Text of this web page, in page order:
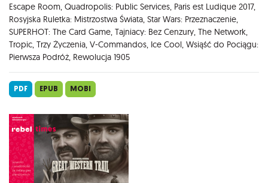
Escape Room, Quadropolis: Public Services, Paris est Ludique 2017,
Rosyjska Ruletka: Mistrzostwa Świata, Star Wars: Przeznaczenie,
SUPERHOT: The Card Game, Tajniacy: Bez Cenzury, The Network,
Tropic, Trzy Życzenia, V-Commandos, Ice Cool, Wsiąść do Pociągu:
Pierwsza Podróż, Rewolucja 1905
PDF EPUB MOBI